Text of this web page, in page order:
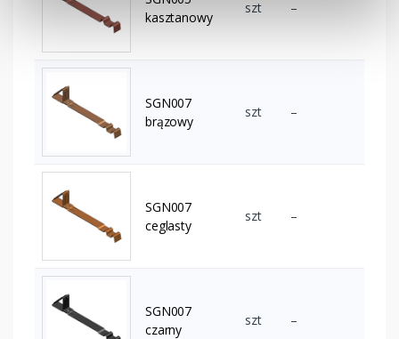
kasztanowy
szt –
SGN007
brązowy
szt –
SGN007
ceglasty
szt –
SGN007
czarny
szt –